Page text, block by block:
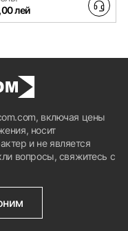
лей
включая цены
носит
и не является
вопросы, свяжитесь с